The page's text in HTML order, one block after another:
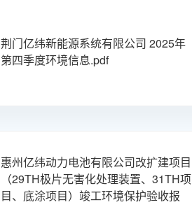
荆门亿纬新能源系统有限公司 2025年
第四季度环境信息.pdf
惠州亿纬动力电池有限公司改扩建项目
（29TH极片无害化处理装置、31TH项
目、底涂项目）竣工环境保护验收报